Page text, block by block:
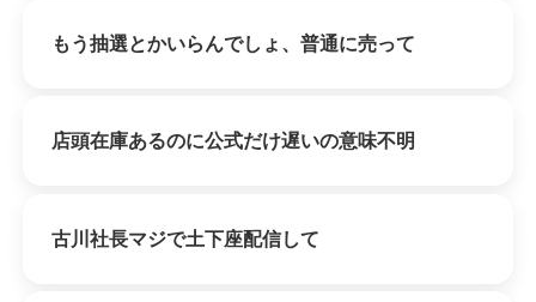
もう抽選とかいらんでしょ、普通に売って
店頭在庫あるのに公式だけ遅いの意味不明
古川社長マジで土下座配信して